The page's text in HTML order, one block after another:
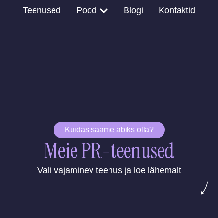
Teenused Pood Open Pood
Blogi Kontaktid
Kuidas saame abiks olla?
Meie PR-teenused
Vali vajaminev teenus ja loe lähemalt